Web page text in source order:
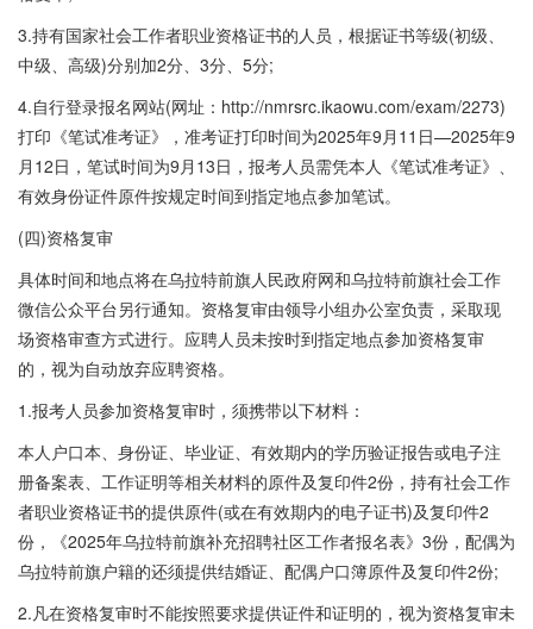
3.持有国家社会工作者职业资格证书的人员，根据证书等级(初级、
中级、高级)分别加2分、3分、5分;
4.自行登录报名网站(网址：http://nmrsrc.ikaowu.com/exam/2273)
打印《笔试准考证》，准考证打印时间为2025年9月11日—2025年9
月12日，笔试时间为9月13日，报考人员需凭本人《笔试准考证》、
有效身份证件原件按规定时间到指定地点参加笔试。
(四)资格复审
具体时间和地点将在乌拉特前旗人民政府网和乌拉特前旗社会工作
微信公众平台另行通知。资格复审由领导小组办公室负责，采取现
场资格审查方式进行。应聘人员未按时到指定地点参加资格复审
的，视为自动放弃应聘资格。
1.报考人员参加资格复审时，须携带以下材料：
本人户口本、身份证、毕业证、有效期内的学历验证报告或电子注
册备案表、工作证明等相关材料的原件及复印件2份，持有社会工作
者职业资格证书的提供原件(或在有效期内的电子证书)及复印件2
份，《2025年乌拉特前旗补充招聘社区工作者报名表》3份，配偶为
乌拉特前旗户籍的还须提供结婚证、配偶户口簿原件及复印件2份;
2.凡在资格复审时不能按照要求提供证件和证明的，视为资格复审未